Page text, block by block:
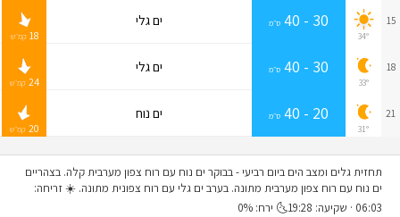
15
34°
30 - 40 ס״מ ים גלי
18 קמ״ש
18
33°
30 - 40 ס״מ ים גלי
24 קמ״ש
21
31°
20 - 40 ס״מ ים נוח
20 קמ״ש
תחזית גלים ומצב הים ביום רביעי- בבוקר ים נוח עם רוח צפון מערבית קלה. בצהריים
ים נוח עם רוח צפון מערבית מתונה. בערב ים גלי עם רוח צפונית מתונה. ☀️ זריחה:
06:03 · שקיעה: 19:28🌜 ירח: 0%